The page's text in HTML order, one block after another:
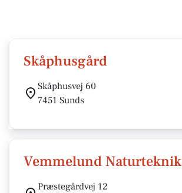
Skåphusgård
Skåphusvej 60
7451 Sunds
Vemmelund Naturteknik
Præstegårdvej 12